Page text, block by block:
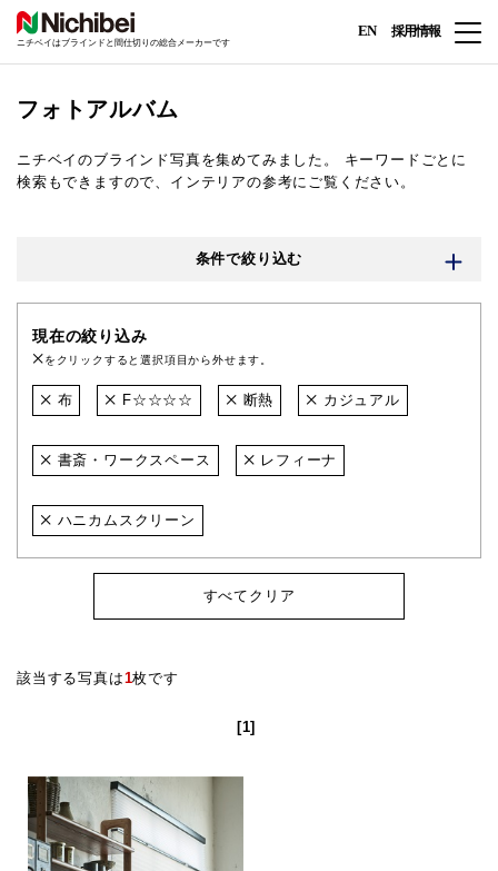
ニチベイはブラインドと間仕切りの総合メーカーです
EN 採用情報
フォトアルバム
ニチベイのブラインド写真を集めてみました。
キーワードごとに
検索もできますので、インテリアの参考にご覧ください。
条件で絞り込む
現在の絞り込み
をクリックすると選択項目から外せます。
布 F☆☆☆☆ 断熱 カジュアル
書斎・ワークスペース レフィーナ
ハニカムスクリーン
すべてクリア
該当する写真は1枚です
[1]